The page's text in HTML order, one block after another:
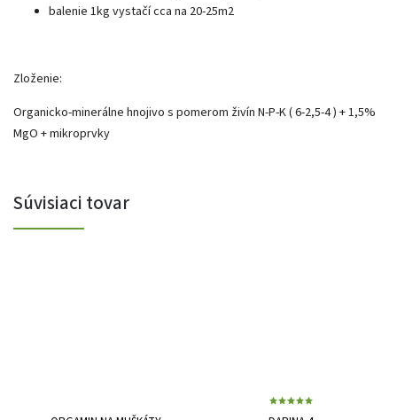
balenie 1kg vystačí cca na 20-25m2
Zloženie:
Organicko-minerálne hnojivo s pomerom živín N-P-K ( 6-2,5-4 ) + 1,5%
MgO + mikroprvky
Súvisiaci tovar